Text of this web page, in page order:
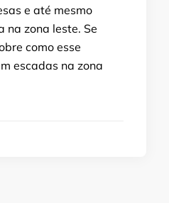
e até mesmo
na zona leste. Se
como esse
escadas na zona